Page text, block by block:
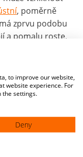
, poměrně
zprvu podobu
a pomalu roste.
velkých vředů s
hlavy a krku.
dutiny ústní
to improve our website,
website experience. For
the settings.
Deny